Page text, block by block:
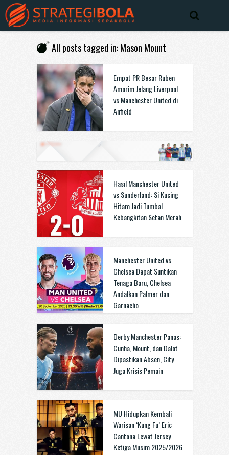
All posts tagged in: Mason Mount
Empat PR Besar Ruben
Amorim Jelang Liverpool
vs Manchester United di
Anfield
Hasil Manchester United
vs Sunderland: Si Kucing
Hitam Jadi Tumbal
Kebangkitan Setan Merah
Manchester United vs
Chelsea Dapat Suntikan
Tenaga Baru, Chelsea
Andalkan Palmer dan
Garnacho
Derby Manchester Panas:
Cunha, Mount, dan Dalot
Dipastikan Absen, City
Juga Krisis Pemain
MU Hidupkan Kembali
Warisan ‘Kung Fu’ Eric
Cantona Lewat Jersey
Ketiga Musim 2025/2026